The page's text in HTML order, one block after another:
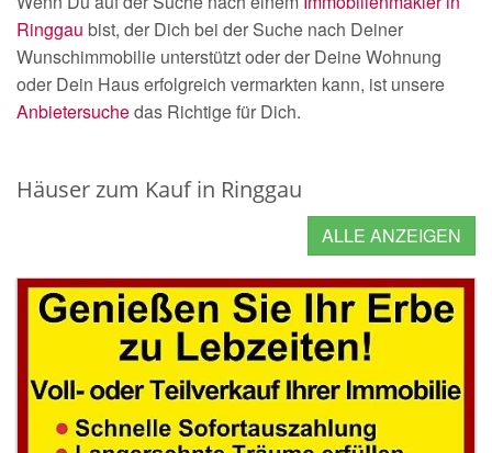
Ringgau bist, der Dich bei der Suche nach Deiner
Wunschimmobilie unterstützt oder der Deine Wohnung
oder Dein Haus erfolgreich vermarkten kann, ist unsere
Anbietersuchedas Richtige für Dich.
Häuser zum Kauf in Ringgau
ALLE ANZEIGEN